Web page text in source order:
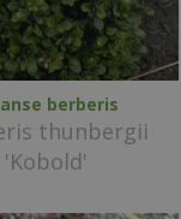
berberis
thunbergii
'Kobold'